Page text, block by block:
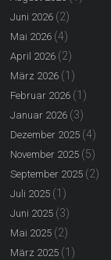
Juni 2026 (2)
Mai 2026 (4)
April 2026 (2)
März 2026 (1)
Februar 2026 (1)
Januar 2026 (3)
Dezember 2025 (4)
November 2025 (5)
September 2025 (2)
Juli 2025 (1)
Juni 2025 (3)
Mai 2025 (2)
März 2025 (1)